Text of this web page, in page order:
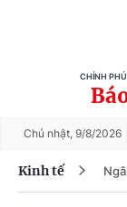
CHÍNH
Chủ nhật, 9/8/2026
Kinh tế